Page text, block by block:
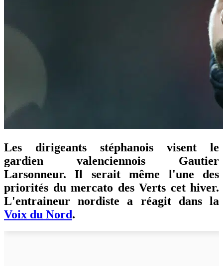
Les dirigeants stéphanois visent le
gardien valenciennois Gautier
Larsonneur. Il serait même l'une des
priorités du mercato des Verts cet hiver.
L'entraineur nordiste a réagit dans la
Voix du Nord.